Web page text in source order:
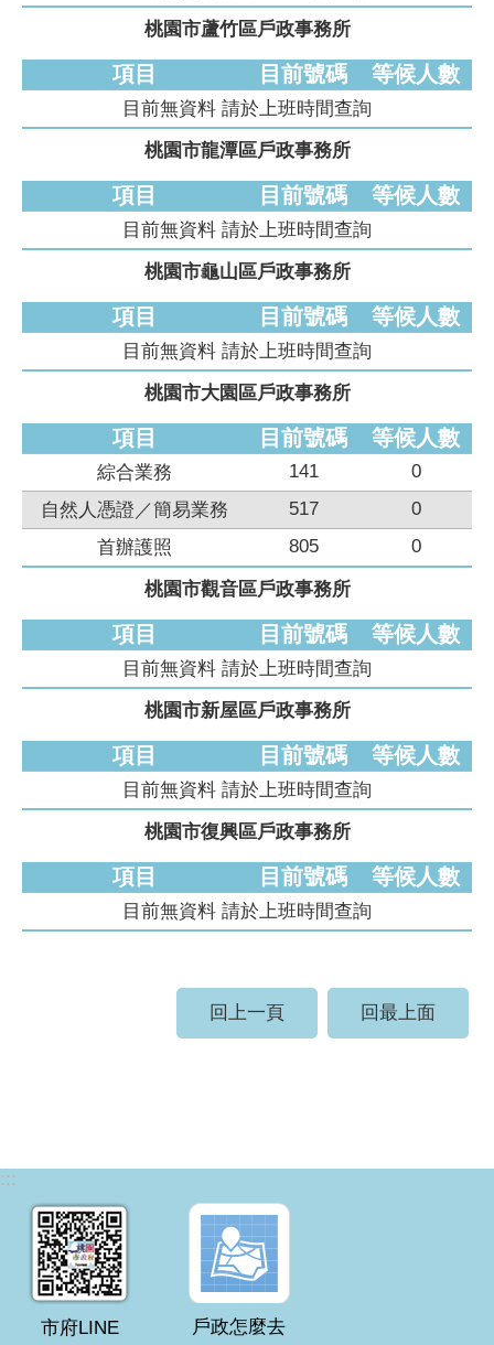
桃園市蘆竹區戶政事務所
項目 目前號碼 等候人數
目前無資料 請於上班時間查詢
桃園市龍潭區戶政事務所
項目 目前號碼 等候人數
目前無資料 請於上班時間查詢
桃園市龜山區戶政事務所
項目 目前號碼 等候人數
目前無資料 請於上班時間查詢
桃園市大園區戶政事務所
項目 目前號碼 等候人數
綜合業務 141
0
自然人憑證／簡易業務
517
0
首辦護照
805 0
桃園市觀音區戶政事務所
項目 目前號碼 等候人數
目前無資料 請於上班時間查詢
桃園市新屋區戶政事務所
項目 目前號碼 等候人數
目前無資料 請於上班時間查詢
桃園市復興區戶政事務所
項目 目前號碼 等候人數
目前無資料 請於上班時間查詢
回上一頁 回最上面
:::
市府LINE 戶政怎麼去